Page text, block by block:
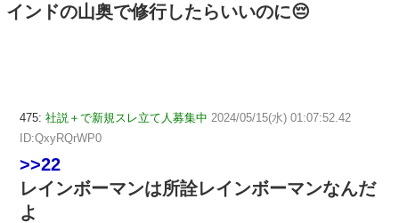
インドの山奥で修行したらいいのに😔
475: 社説＋で新規スレ立て人募集中 2024/05/15(水) 01:07:52.42
ID:QxyRQrWP0
>>22
レインボーマンは所詮レインボーマンなんだ
よ